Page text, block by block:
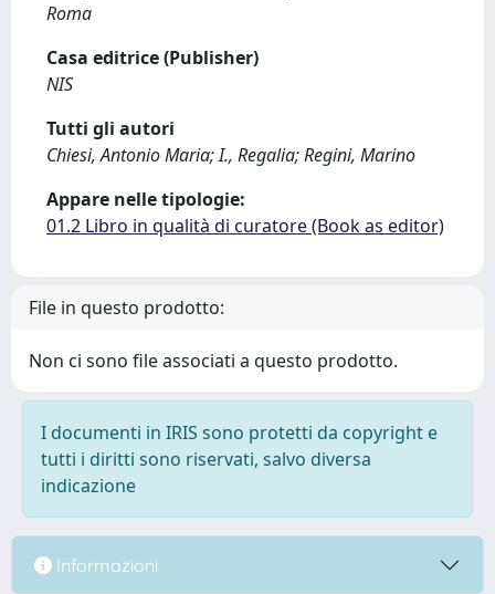
Roma
Casa editrice (Publisher)
NIS
Tutti gli autori
Chiesi, Antonio Maria; I., Regalia; Regini, Marino
Appare nelle tipologie:
01.2 Libro in qualità di curatore (Book as editor)
File in questo prodotto:
Non ci sono file associati a questo prodotto.
I documenti in IRIS sono protetti da copyright e
tutti i diritti sono riservati, salvo diversa
indicazione
Informazioni